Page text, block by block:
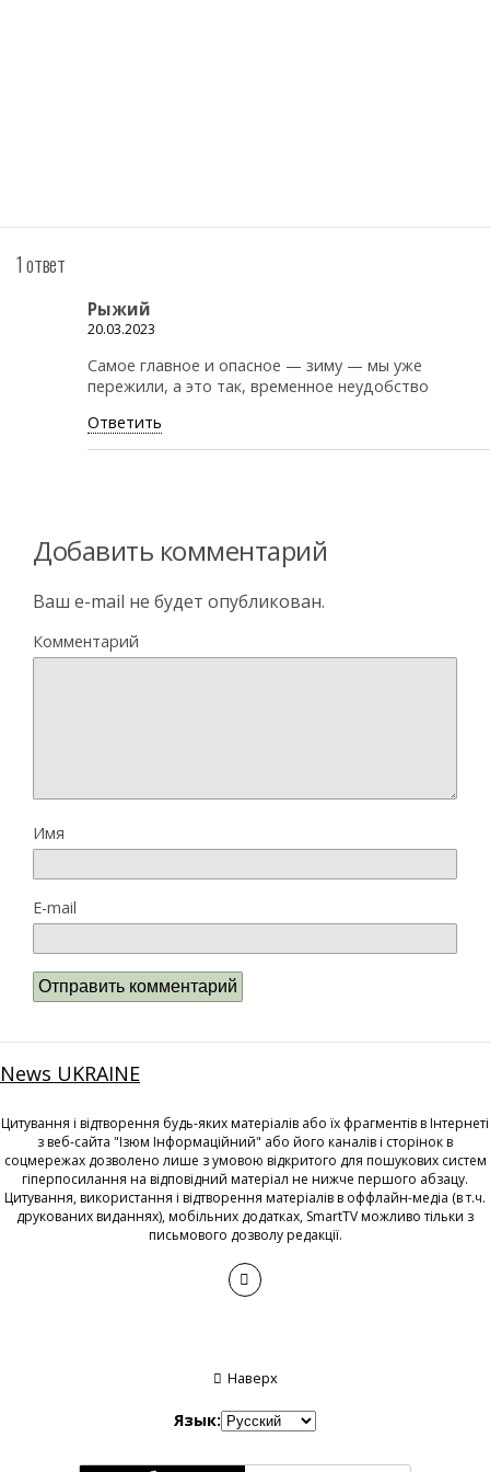
1 ответ
Рыжий
20.03.2023
Самое главное и опасное — зиму — мы уже
пережили, а это так, временное неудобство
Ответить
Добавить комментарий
Ваш e-mail не будет опубликован.
Комментарий
Имя
E-mail
News UKRAINE
Цитування і відтворення будь-яких матеріалів або їх фрагментів в Інтернеті
з веб-сайта "Ізюм Інформаційний" або його каналів і сторінок в
соцмережах дозволено лише з умовою відкритого для пошукових систем
гіперпосилання на відповідний матеріал не нижче першого абзацу.
Цитування, використання і відтворення матеріалів в оффлайн-медіа (в т.ч.
друкованих виданнях), мобільних додатках, SmartTV можливо тільки з
письмового дозволу редакції.
Наверх
Язык: